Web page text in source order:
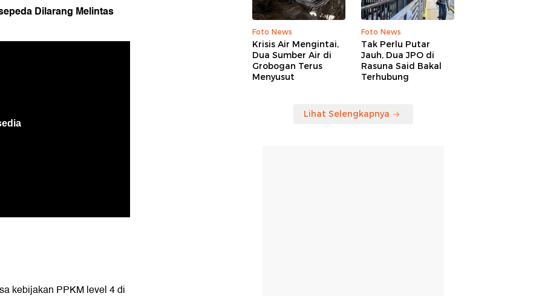
Dilarang Melintas
kebijakan PPKM level 4 di
Foto News
Krisis Air Mengintai,
Dua Sumber Air di
Grobogan Terus
Menyusut
Foto News
Tak Perlu Putar
Jauh, Dua JPO di
Rasuna Said Bakal
Terhubung
Lihat Selengkapnya